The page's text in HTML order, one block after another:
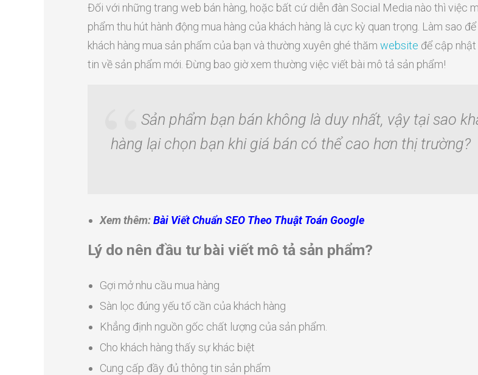
Đối với những trang web bán hàng, hoặc bất cứ diễn đàn Social Media nào thì việc
phẩm thu hút hành động mua hàng của khách hàng là cực kỳ quan trọng. Làm sao để
khách hàng mua sản phẩm của bạn và thường xuyên ghé thăm website để cập
tin về sản phẩm mới. Đừng bao giờ xem thường việc viết bài mô tả sản phẩm!
Sản phẩm bạn bán không là duy nhất, vậy tại sao
hàng lại chọn bạn khi giá bán có thể cao hơn thị trường?
Xem thêm:Bài Viết Chuẩn SEO Theo Thuật Toán Google
Lý do nên đầu tư bài viết mô tả sản phẩm?
Gợi mở nhu cầu mua hàng
Sàn lọc đúng yếu tố cần của khách hàng
Khẳng định nguồn gốc chất lượng của sản phẩm.
Cho khách hàng thấy sự khác biệt
Cung cấp đầy đủ thông tin sản phẩm